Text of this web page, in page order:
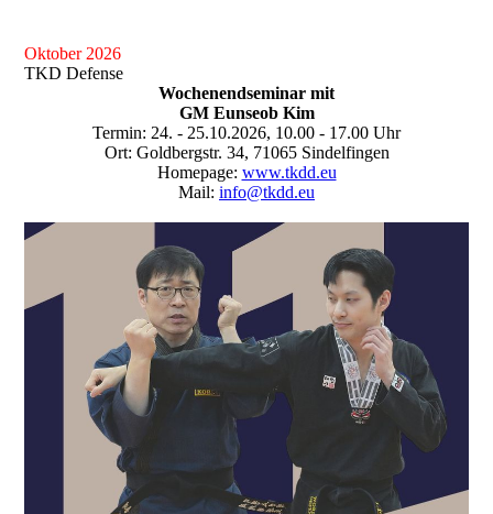
Oktober 2026
TKD Defense
Wochenendseminar mit
GM Eunseob Kim
Termin: 24. - 25.10.2026, 10.00 - 17.00 Uhr
Ort: Goldbergstr. 34, 71065 Sindelfingen
Homepage: www.tkdd.eu
Mail: info@tkdd.eu